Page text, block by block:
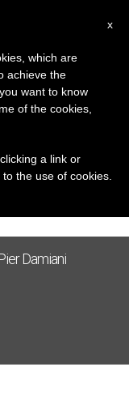
2009
Damiani
x
which are
achieve the
want to know
of the cookies,
a link or
the use of cookies.